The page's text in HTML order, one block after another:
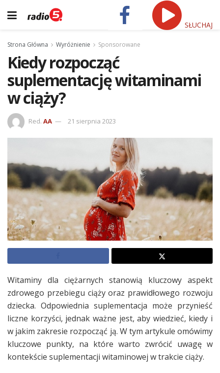
SŁUCHAJ
Strona Główna Wyróżnienie Sponsorowane
Kiedy rozpocząć
suplementację witaminami
w ciąży?
Red. AA 21 sierpnia 2023
Witaminy dla ciężarnych stanowią kluczowy aspekt
zdrowego przebiegu ciąży oraz prawidłowego rozwoju
dziecka. Odpowiednia suplementacja może przynieść
liczne korzyści, jednak ważne jest, aby wiedzieć, kiedy i
w jakim zakresie rozpocząć ją. W tym artykule omówimy
kluczowe punkty, na które warto zwrócić uwagę w
kontekście suplementacji witaminowej w trakcie ciąży.